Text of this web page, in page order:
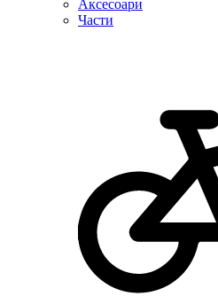
Аксесоари
Части